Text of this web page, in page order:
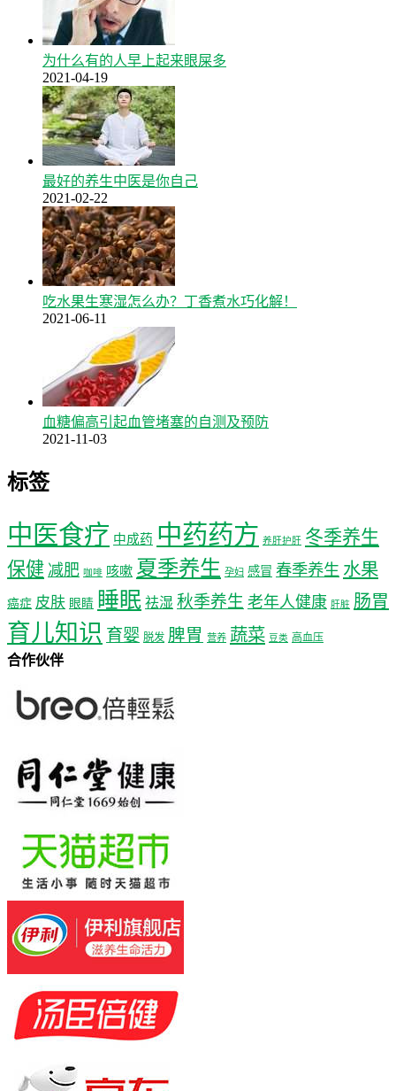
为什么有的人早上起来眼屎多
2021-04-19
最好的养生中医是你自己
2021-02-22
吃水果生寒湿怎么办？丁香煮水巧化解！
2021-06-11
血糖偏高引起血管堵塞的自测及预防
2021-11-03
标签
中医食疗 中成药 中药药方 养肝护肝 冬季养生
保健 减肥 咖啡 咳嗽 夏季养生 孕妇 感冒 春季养生 水果
癌症 皮肤 眼睛 睡眠 祛湿 秋季养生 老年人健康 肝脏 肠胃
育儿知识 育婴 脱发 脾胃 营养 蔬菜 豆类 高血压
合作伙伴